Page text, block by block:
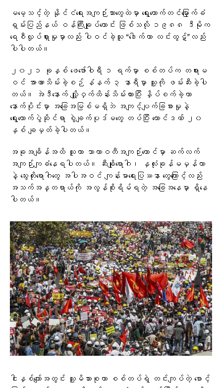
မမေ့သင့်တဲ့ နိုင်ငံရေးအကျဉ်းသားတွေထဲမှာ ရွေးကောက်တင်မြှောက်ခံ
ရှမ်းပြည်နယ် ဝန်ကြီးချုပ်ဟောင်း ဖြစ်သလို ၁၉၈၈ ဒီမိုက
ရေစီလှုပ်ရှားမှုမှာလည်း ပါဝင်ခဲ့သူ “ဒေါက်တာ လင်းထွဋ်”လည်း
ပါပါတယ်။
၂၀၂၁ ခုနှစ် ဖေဖော်ဝါရီ ၁ ရက်မှာ စစ်တပ်က တရားမ
ဝင် အာဏာသိမ်းခဲ့စဉ် နံနက် ၃ နာရီမှာ သူ့ကို ဖမ်းဆီးခဲ့ပါ
တယ်။ အဲဒီနောက် လျှို့ဝှက်ထိန်းသိမ်းထားပြီး နှိပ်စက်ခဲ့ကာ
နောက်ပိုင်းမှာ အခြေအမြစ်မရှိဘဲ အကျင့်ပျက်ခြစားမှုနဲ့
ရွေးကောက်ပွဲဆိုင်ရာ စွဲချက်ပုဒ်မတွေ တပ်ပြီး ထောင်ဒဏ် ၂၀
နှစ် ချမှတ်ခဲ့ပါတယ်။
အခုအချိန်အထိ သူဟာ သာယာဝတီအကျဉ်းထောင်မှာ ဆက်လက်
အကျဉ်းကျခံနေရပါတယ်။ ဆီးချိုရောဂါ၊ နှလုံးခုန်မမှန်တာ
နဲ့ သွေးတိုးရောဂါတွေ အပါအဝင် ကျန်းမာရေးပြဿနာ တွေကြောင့်လည်း
အသက်အန္တရာယ်ကို အလွန်စိုးရိမ်ရတဲ့ အခြေအနေမှာ ရှိနေ
ပါတယ်။
ငါးနှစ်ကျော်အတွင်း သူ့မိသားစုဟာ စစ်တပ်ရဲ့ တင်းကျပ်တဲ့ စောင့်